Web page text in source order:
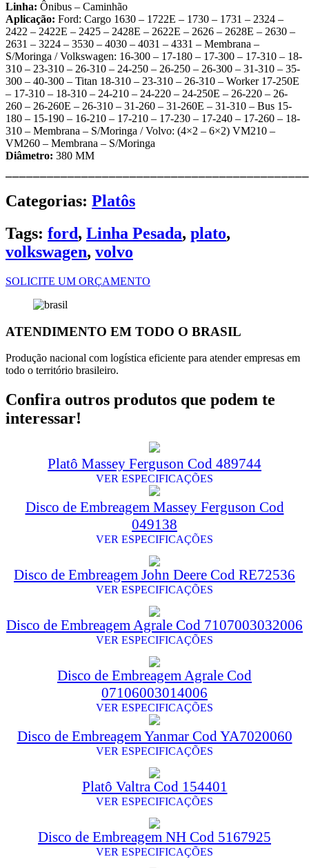
Linha: Ônibus – Caminhão
Aplicação: Ford: Cargo 1630 – 1722E – 1730 – 1731 – 2324 –
2422 – 2422E – 2425 – 2428E – 2622E – 2626 – 2628E – 2630 –
2631 – 3224 – 3530 – 4030 – 4031 – 4331 – Membrana –
S/Moringa / Volkswagen: 16-300 – 17-180 – 17-300 – 17-310 – 18-
310 – 23-310 – 26-310 – 24-250 – 26-250 – 26-300 – 31-310 – 35-
300 – 40-300 – Titan 18-310 – 23-310 – 26-310 – Worker 17-250E
– 17-310 – 18-310 – 24-210 – 24-220 – 24-250E – 26-220 – 26-
260 – 26-260E – 26-310 – 31-260 – 31-260E – 31-310 – Bus 15-
180 – 15-190 – 16-210 – 17-210 – 17-230 – 17-240 – 17-260 – 18-
310 – Membrana – S/Moringa / Volvo: (4×2 – 6×2) VM210 –
VM260 – Membrana – S/Moringa
Diâmetro: 380 MM
Categorias: Platôs
Tags: ford, Linha Pesada, plato,
volkswagen, volvo
SOLICITE UM ORÇAMENTO
ATENDIMENTO EM TODO O BRASIL
Produção nacional com logística eficiente para atender empresas em
todo o território brasileiro.
Confira outros produtos que podem te
interessar!
Platô Massey Ferguson Cod 489744
VER ESPECIFICAÇÕES
Disco de Embreagem Massey Ferguson Cod
049138
VER ESPECIFICAÇÕES
Disco de Embreagem John Deere Cod RE72536
VER ESPECIFICAÇÕES
Disco de Embreagem Agrale Cod 7107003032006
VER ESPECIFICAÇÕES
Disco de Embreagem Agrale Cod
07106003014006
VER ESPECIFICAÇÕES
Disco de Embreagem Yanmar Cod YA7020060
VER ESPECIFICAÇÕES
Platô Valtra Cod 154401
VER ESPECIFICAÇÕES
Disco de Embreagem NH Cod 5167925
VER ESPECIFICAÇÕES